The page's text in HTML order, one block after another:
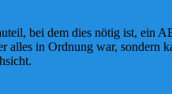
bei dem dies nötig ist, ein
in Ordnung war,